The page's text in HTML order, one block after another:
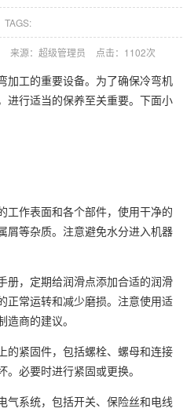
TAGS:
来源：超级管理员 点击：1102次
加工的重要设备。为了确保冷弯机
进行适当的保养至关重要。下面小
工作表面和各个部件，使用干净的
屑等杂质。注意避免水分进入机器
册，定期给润滑点添加合适的润滑
正常运转和减少磨损。注意使用适
商的建议。
的紧固件，包括螺栓、螺母和连接
必要时进行紧固或更换。
气系统，包括开关、保险丝和电线